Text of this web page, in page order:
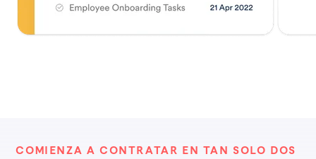
COMIENZA A CONTRATAR EN TAN SOLO DOS